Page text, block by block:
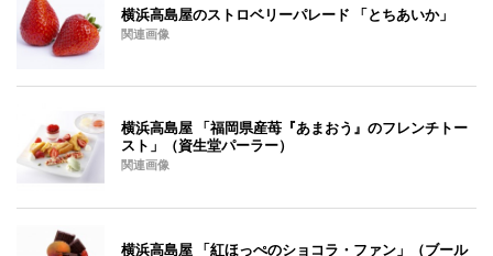
横浜高島屋のストロベリーパレード 「とちあいか」
関連画像
横浜高島屋 「福岡県産苺『あまおう』のフレンチトー
スト」（資生堂パーラー）
関連画像
横浜高島屋 「紅ほっぺのショコラ・ファン」（ブール